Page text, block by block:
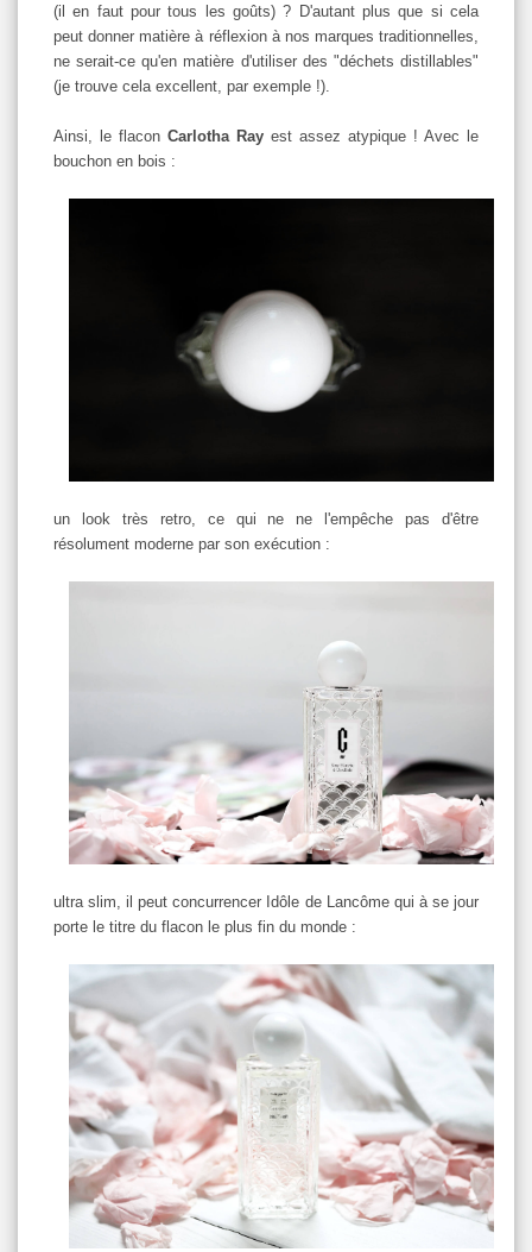
(il en faut pour tous les goûts) ? D'autant plus que si cela
peut donner matière à réflexion à nos marques traditionnelles,
ne serait-ce qu'en matière d'utiliser des "déchets distillables"
(je trouve cela excellent, par exemple !).
Ainsi, le flacon Carlotha Ray est assez atypique ! Avec le
bouchon en bois :
un look très retro, ce qui ne ne l'empêche pas d'être
résolument moderne par son exécution :
ultra slim, il peut concurrencer Idôle de Lancôme qui à se jour
porte le titre du flacon le plus fin du monde :